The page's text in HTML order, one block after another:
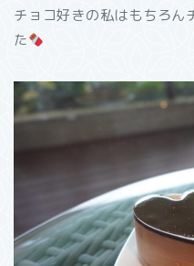
チョコ好きの私はもちろん
た